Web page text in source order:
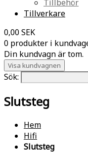
Tillbehör
Tillverkare
0,00 SEK
0 produkter i
Din kundvagn är tom.
Visa kundvagnen
Sök:
Slutsteg
Hem
Hifi
Slutsteg